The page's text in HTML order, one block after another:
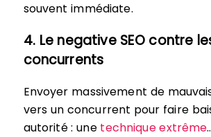
souvent immédiate.
4. Le negative SEO contre
concurrents
Envoyer massivement de
vers un concurrent pour faire
autorité : une technique extrême